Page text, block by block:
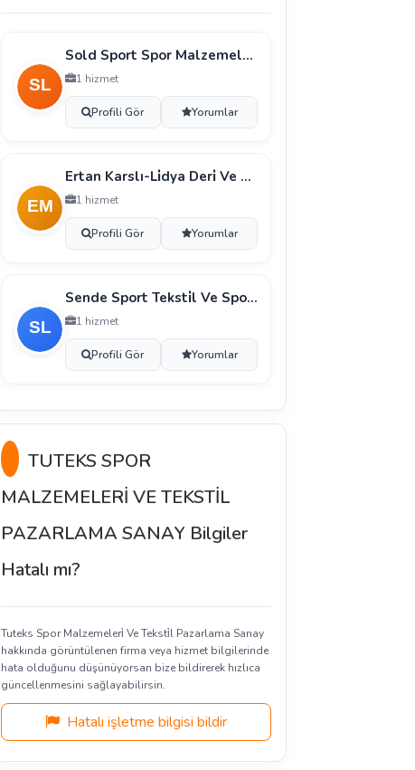
Sold Sport Spor Malzemeleri̇ Sanayi̇ Ve Ti̇caret Li̇mi̇
1 hizmet
Profili Gör Yorumlar
Ertan Karslı-Li̇dya Deri̇ Ve Spor Malzemeleri̇-Ergazi̇
1 hizmet
Profili Gör Yorumlar
Sende Sport Teksti̇l Ve Spor Malzemeleri̇ İnşaat Li̇m
1 hizmet
Profili Gör Yorumlar
TUTEKS SPOR
MALZEMELERİ VE TEKSTİL
PAZARLAMA SANAY Bilgiler
Hatalı mı?
Tuteks Spor Malzemeleri̇ Ve Teksti̇l Pazarlama Sanay
hakkında görüntülenen firma veya hizmet bilgilerinde
hata olduğunu düşünüyorsan bize bildirerek hızlıca
güncellenmesini sağlayabilirsin.
Hatalı işletme bilgisi bildir